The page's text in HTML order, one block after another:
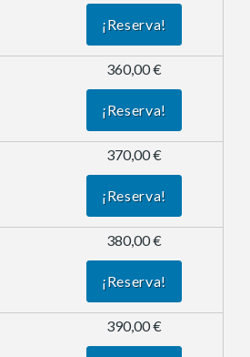
¡Reserva!
360,00 €
¡Reserva!
370,00 €
¡Reserva!
380,00 €
¡Reserva!
390,00 €